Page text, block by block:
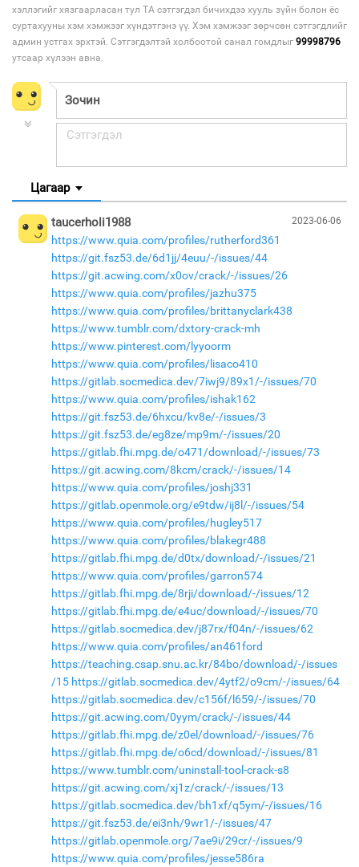
хэллэгийг хязгаарласан тул ТА сэтгэгдэл бичихдээ хууль зүйн болон ёс
суртахууны хэм хэмжээг хүндэтгэнэ үү. Хэм хэмжээг зөрчсөн сэтгэгдлийг
админ устгах эрхтэй. Сэтгэгдэлтэй холбоотой санал гомдлыг 99998796
утсаар хүлээн авна.
Цагаар
2023-06-06
taucerholi1988
https://www.quia.com/profiles/rutherford361
https://git.fsz53.de/6d1jj/4euu/-/issues/44
https://git.acwing.com/x0ov/crack/-/issues/26
https://www.quia.com/profiles/jazhu375
https://www.quia.com/profiles/brittanyclark438
https://www.tumblr.com/dxtory-crack-mh
https://www.pinterest.com/lyyoorm
https://www.quia.com/profiles/lisaco410
https://gitlab.socmedica.dev/7iwj9/89x1/-/issues/70
https://www.quia.com/profiles/ishak162
https://git.fsz53.de/6hxcu/kv8e/-/issues/3
https://git.fsz53.de/eg8ze/mp9m/-/issues/20
https://gitlab.fhi.mpg.de/o471/download/-/issues/73
https://git.acwing.com/8kcm/crack/-/issues/14
https://www.quia.com/profiles/joshj331
https://gitlab.openmole.org/e9tdw/ij8l/-/issues/54
https://www.quia.com/profiles/hugley517
https://www.quia.com/profiles/blakegr488
https://gitlab.fhi.mpg.de/d0tx/download/-/issues/21
https://www.quia.com/profiles/garron574
https://gitlab.fhi.mpg.de/8rji/download/-/issues/12
https://gitlab.fhi.mpg.de/e4uc/download/-/issues/70
https://gitlab.socmedica.dev/j87rx/f04n/-/issues/62
https://www.quia.com/profiles/an461ford
https://teaching.csap.snu.ac.kr/84bo/download/-/issues
/15 https://gitlab.socmedica.dev/4ytf2/o9cm/-/issues/64
https://gitlab.socmedica.dev/c156f/l659/-/issues/70
https://git.acwing.com/0yym/crack/-/issues/44
https://gitlab.fhi.mpg.de/z0el/download/-/issues/76
https://gitlab.fhi.mpg.de/o6cd/download/-/issues/81
https://www.tumblr.com/uninstall-tool-crack-s8
https://git.acwing.com/xj1z/crack/-/issues/13
https://gitlab.socmedica.dev/bh1xf/q5ym/-/issues/16
https://git.fsz53.de/ei3nh/9wr1/-/issues/47
https://gitlab.openmole.org/7ae9i/29cr/-/issues/9
https://www.quia.com/profiles/jesse586ra